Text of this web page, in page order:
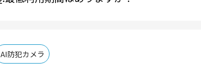
AI防犯カメラ